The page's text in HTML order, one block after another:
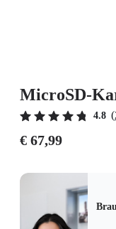
MicroSD-
4.8 (
€ 67,99